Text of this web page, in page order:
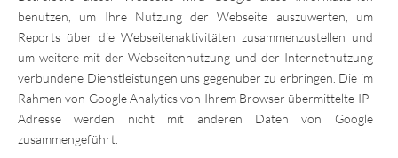
benutzen, um Ihre Nutzung der Webseite auszuwerten, um
Reports über die Webseitenaktivitäten zusammenzustellen und
um weitere mit der Webseitennutzung und der Internetnutzung
verbundene Dienstleistungen uns gegenüber zu erbringen. Die im
Rahmen von Google Analytics von Ihrem Browser übermittelte IP-
Adresse werden nicht mit anderen Daten von Google
zusammengeführt.